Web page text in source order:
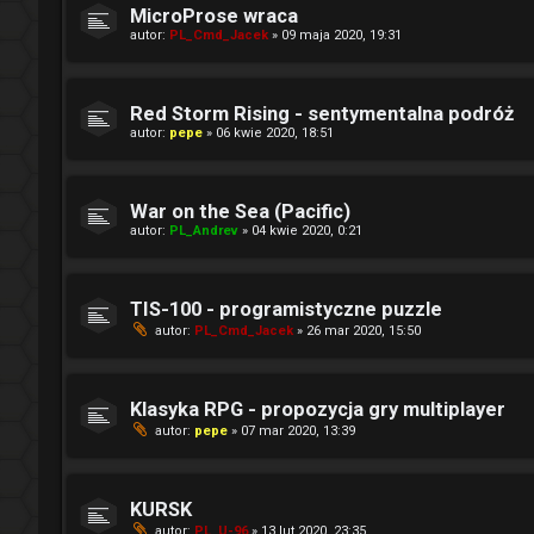
MicroProse wraca
autor: PL_Cmd_Jacek » 09 maja 2020, 19:31
Red Storm Rising - sentymentalna podróż
autor: pepe » 06 kwie 2020, 18:51
War on the Sea (Pacific)
autor: PL_Andrev » 04 kwie 2020, 0:21
TIS-100 - programistyczne puzzle
autor: PL_Cmd_Jacek » 26 mar 2020, 15:50
Klasyka RPG - propozycja gry multiplayer
autor: pepe » 07 mar 2020, 13:39
KURSK
autor: PL_U-96» 13 lut 2020, 23:35